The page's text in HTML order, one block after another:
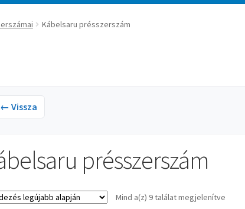
Kábelsaru présszerszám
← Vissza
présszerszám
Mind a(z) 9 találat megjelenítveSorted